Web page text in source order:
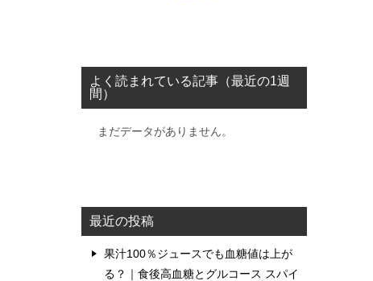
よく読まれている記事（最近の1週
間）
まだデータがありません。
最近の投稿
果汁100％ジュースでも血糖値は上が
る？｜食後高血糖とグルコース スパイ